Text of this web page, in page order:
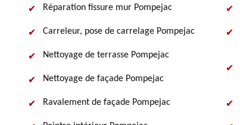
Réparation fissure mur Pompejac
Carreleur, pose de carrelage Pompejac
Nettoyage de terrasse Pompejac
Nettoyage de façade Pompejac
Ravalement de façade Pompejac